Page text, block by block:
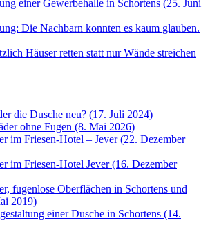
einer Gewerbehalle in Schortens (25. Juni
Die Nachbarn konnten es kaum glauben.
Häuser retten statt nur Wände streichen
die Dusche neu? (17. Juli 2024)
ohne Fugen (8. Mai 2026)
im Friesen-Hotel – Jever (22. Dezember
im Friesen-Hotel Jever (16. Dezember
fugenlose Oberflächen in Schortens und
2019)
einer Dusche in Schortens (14.